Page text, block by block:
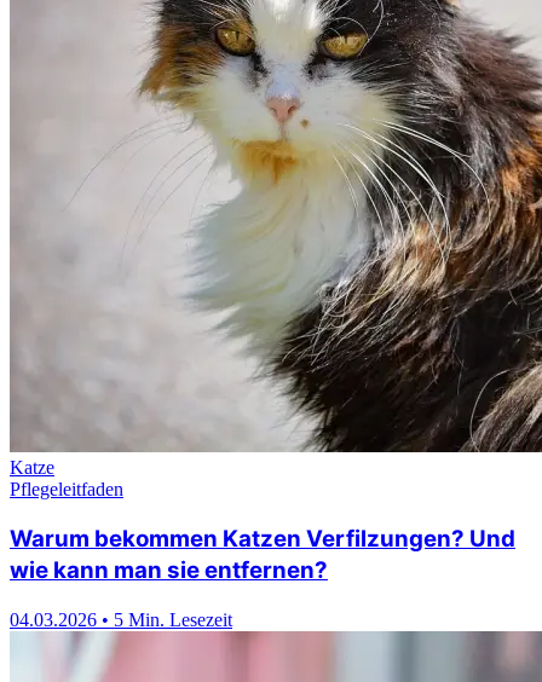
Katze
Pflegeleitfaden
Warum bekommen Katzen Verfilzungen? Und
wie kann man sie entfernen?
04.03.2026 • 5 Min. Lesezeit